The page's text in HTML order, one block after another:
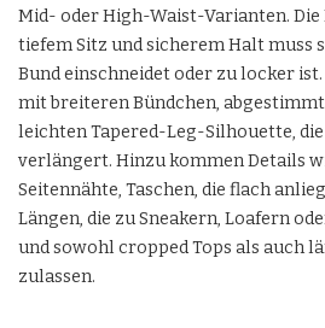
Mid- oder High-Waist-Varianten. Die
tiefem Sitz und sicherem Halt muss
Bund einschneidet oder zu locker
mit breiteren Bündchen,
leichten Tapered-Leg-Silhouette,
verlängert. Hinzu kommen Details
Seitennähte, Taschen, die flach
Längen, die zu Sneakern, Loafern
und sowohl cropped Tops als auch
zulassen.